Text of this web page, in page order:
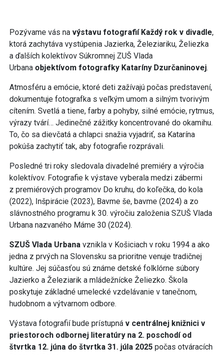
Pozývame vás na výstavu fotografií Každý rok v divadle,
ktorá zachytáva vystúpenia Jazierka, Železiariku, Želiezka
a ďalších kolektívov Súkromnej ZUŠ Vlada
Urbana objektívom fotografky Kataríny Dzurčaninovej.
Atmosféru a emócie, ktoré deti zažívajú počas predstavení,
dokumentuje fotografka s veľkým umom a silným tvorivým
cítením. Svetlá a tiene, farby a pohyby, silné emócie, rytmus,
výrazy tvárí… Jedinečné zážitky koncentrované do okamihu.
To, čo sa dievčatá a chlapci snažia vyjadriť, sa Katarína
pokúša zachytiť tak, aby fotografie rozprávali.
Posledné tri roky sledovala divadelné premiéry a výročia
kolektívov. Fotografie k výstave vyberala medzi zábermi
z premiérových programov Do kruhu, do koľečka, do kola
(2022), Inšpirácie (2023), Bavme še, bavme (2024) a zo
slávnostného programu k 30. výročiu založenia SZUŠ Vlada
Urbana nazvaného Máme 30 (2024).
SZUŠ Vlada Urbana vznikla v Košiciach v roku 1994 a ako
jedna z prvých na Slovensku sa prioritne venuje tradičnej
kultúre. Jej súčasťou sú známe detské folklórne súbory
Jazierko a Železiarik a mládežnícke Želiezko. Škola
poskytuje základné umelecké vzdelávanie v tanečnom,
hudobnom a výtvarnom odbore.
Výstava fotografií bude prístupná v centrálnej knižnici v
priestoroch odbornej literatúry na 2. poschodí od
štvrtka 12. júna do štvrtka 31. júla 2025 počas otváracích